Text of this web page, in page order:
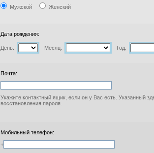
Мужской Женский
Дата рождения:
День: Месяц: Год:
Почта:
Укажите контактный ящик, если он у Вас есть. Указанный
восстановления пароля.
Мобильный телефон:
+